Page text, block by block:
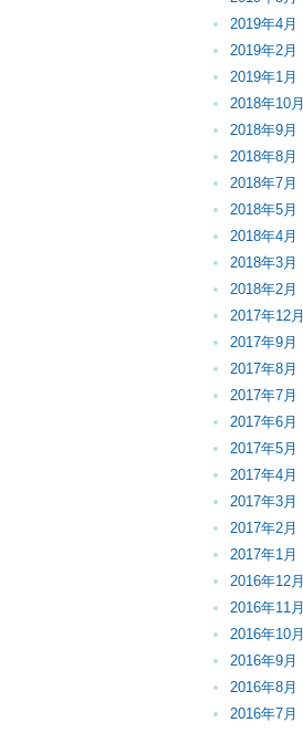
2019年4月
2019年2月
2019年1月
2018年10月
2018年9月
2018年8月
2018年7月
2018年5月
2018年4月
2018年3月
2018年2月
2017年12月
2017年9月
2017年8月
2017年7月
2017年6月
2017年5月
2017年4月
2017年3月
2017年2月
2017年1月
2016年12月
2016年11月
2016年10月
2016年9月
2016年8月
2016年7月